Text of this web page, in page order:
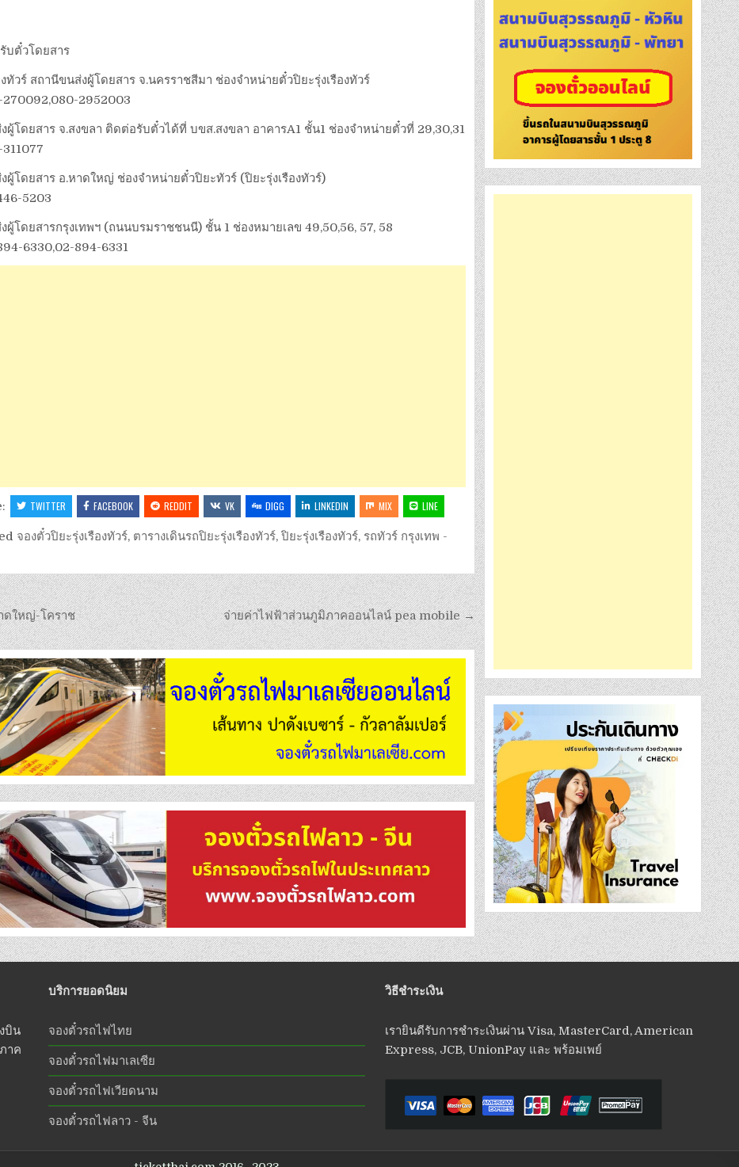
รับตั๋วโดยสาร
งทัวร์ สถานีขนส่งผู้โดยสาร จ.นครราชสีมา ช่องจำหน่ายตั๋วปิยะรุ่งเรืองทัวร์
270092,080-2952003
ผู้โดยสาร จ.สงขลา ติดต่อรับตั๋วได้ที่ บขส.สงขลา อาคารA1 ชั้น1 ช่องจำหน่ายตั๋วที่ 29,30,31
ผู้โดยสาร อ.หาดใหญ่ ช่องจำหน่ายตั๋วปิยะทัวร์ (ปิยะรุ่งเรืองทัวร์)
5203
ผู้โดยสารกรุงเทพฯ (ถนนบรมราชชนนี) ชั้น 1 ช่องหมายเลข 49,50,56, 57, 58
6330,02-894-6331
TWITTER FACEBOOK REDDIT VK DIGG LINKEDIN MIX LINE
จองตั๋วปิยะรุ่งเรืองทัวร์, ตารางเดินรถปิยะรุ่งเรืองทัวร์, ปิยะรุ่งเรืองทัวร์, รถทัวร์ กรุงเทพ -
จ่ายค่าไฟฟ้าส่วนภูมิภาคออนไลน์ pea mobile →
ใหญ่-โคราช
บิน
าค
บริการยอดนิยม
จองตั๋วรถไฟไทย
จองตั๋วรถไฟมาเลเซีย
จองตั๋วรถไฟเวียดนาม
จองตั๋วรถไฟลาว - จีน
วิธีชำระเงิน
เรายินดีรับการชำระเงินผ่าน Visa, MasterCard, American
Express, JCB, UnionPay และ พร้อมเพย์